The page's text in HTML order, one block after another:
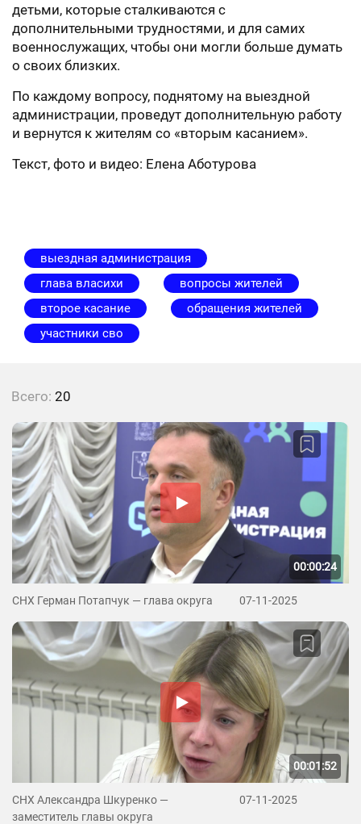
детьми, которые сталкиваются с
дополнительными трудностями, и для самих
военнослужащих, чтобы они могли больше думать
о своих близких.
По каждому вопросу, поднятому на выездной
администрации, проведут дополнительную работу
и вернутся к жителям со «вторым касанием».
Текст, фото и видео: Елена Аботурова
выездная администрация
глава власихи
вопросы жителей
второе касание
обращения жителей
участники сво
Всего: 20
00:00:24
СНХ Герман Потапчук — глава округа 07-11-2025
00:01:52
СНХ Александра Шкуренко —
заместитель главы округа
07-11-2025